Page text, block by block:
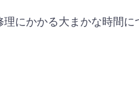
にかかる大まかな時間